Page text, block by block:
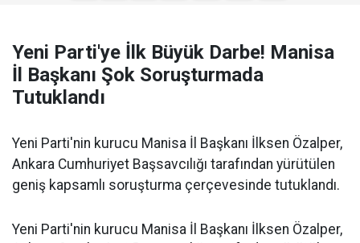
Yeni Parti'ye İlk Büyük Darbe! Manisa
İl Başkanı Şok Soruşturmada
Tutuklandı
Yeni Parti'nin kurucu Manisa İl Başkanı İlksen Özalper,
Ankara Cumhuriyet Başsavcılığı tarafından yürütülen
geniş kapsamlı soruşturma çerçevesinde tutuklandı.
Yeni Parti'nin kurucu Manisa İl Başkanı İlksen Özalper,